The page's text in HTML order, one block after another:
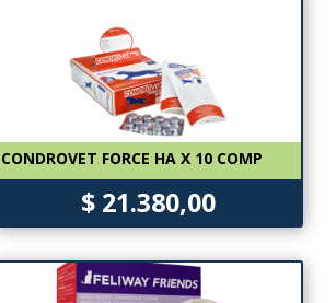
CONDROVET FORCE HA X 10 COMP
$ 21.380,00